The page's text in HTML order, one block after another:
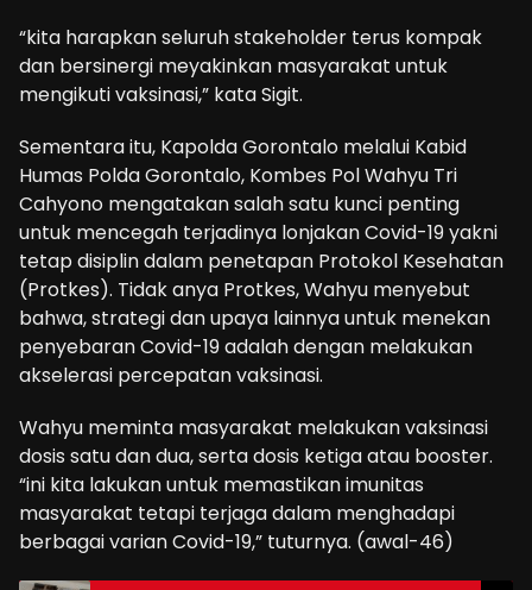
“kita harapkan seluruh stakeholder terus kompak
dan bersinergi meyakinkan masyarakat untuk
mengikuti vaksinasi,” kata Sigit.
Sementara itu, Kapolda Gorontalo melalui Kabid
Humas Polda Gorontalo, Kombes Pol Wahyu Tri
Cahyono mengatakan salah satu kunci penting
untuk mencegah terjadinya lonjakan Covid-19 yakni
tetap disiplin dalam penetapan Protokol Kesehatan
(Protkes). Tidak anya Protkes, Wahyu menyebut
bahwa, strategi dan upaya lainnya untuk menekan
penyebaran Covid-19 adalah dengan melakukan
akselerasi percepatan vaksinasi.
Wahyu meminta masyarakat melakukan vaksinasi
dosis satu dan dua, serta dosis ketiga atau booster.
“ini kita lakukan untuk memastikan imunitas
masyarakat tetapi terjaga dalam menghadapi
berbagai varian Covid-19,” tuturnya. (awal-46)